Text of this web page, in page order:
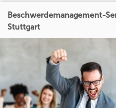
Beschwerdemanagement-
Stuttgart